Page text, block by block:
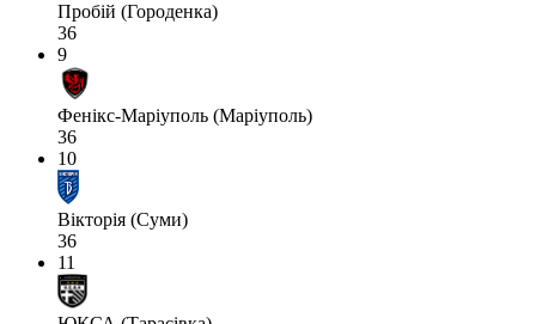
Пробій (Городенка)
36
9
Фенікс-Маріуполь (Маріуполь)
36
10
Вікторія (Суми)
36
11